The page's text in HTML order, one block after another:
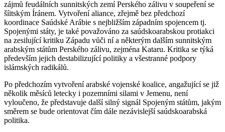
zájmů feudálních sunnitských zemí Perského zálivu v soupeření se
šíitským Íránem. Vytvoření aliance, zřejmě bez předchozí
koordinace Saúdské Arábie s nejbližším západním spojencem tj.
Spojenými státy, je také považováno za saúdskoarabskou protiakci
na zesilující kritiku Západu vůči ní a některým dalším sunnitským
arabským státům Perského zálivu, zejména Kataru. Kritika se týká
především jejich destabilizující politiky a všestranné podpory
islámských radikálů.
Po předchozím vytvoření arabské vojenské koalice, angažující se již
několik měsíců letecky i pozemními silami v Jemenu, není
vyloučeno, že představuje další silný signál Spojeným státům, jakým
směrem se bude orientovat čím dále nezávislejší saúdskoarabská
politika.